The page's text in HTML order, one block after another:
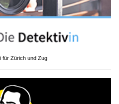
für Zürich und Zug